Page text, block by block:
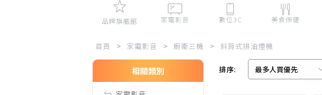
口罩
衛生紙
Iphone 17
品牌旗艦館 家電影音
電冰箱、冷凍櫃
數位3C
筆電、桌機
美食保健
紙本票券
首頁 > 家電影音 > 廚衛三機 > 斜背式排油煙機
相關類別 排序: